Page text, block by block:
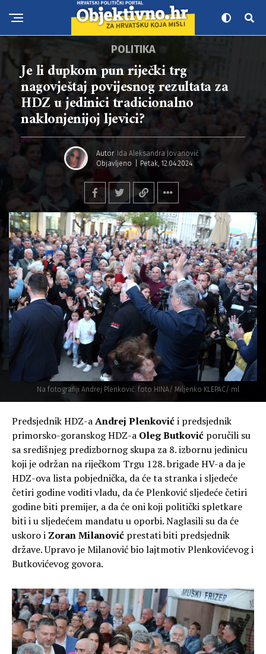
Na fotografiji Andrej Plenković. foto HINA/ Miljenko KLEPAC/ ml
POLITIKA
Je li dupkom pun riječki trg
nagovještaj povijesnog rezultata za
HDZ u jedinici tradicionalno
naklonjenijoj ljevici?
Autor Ida Aleksandra Jovanović
Objavljeno
Petak, 12.04.2024.
Predsjednik HDZ-aAndrej Plenkovići predsjednik
primorsko-goranskog HDZ-a Oleg Butković poručili su
sa središnjeg predizbornog skupa za 8. izbornu jedinicu
koji je održan na riječkom Trgu 128. brigade HV-a da je
HDZ-ova lista pobjednička, da će ta stranka i sljedeće
četiri godine voditi vladu, da će Plenković sljedeće četiri
godine biti premijer, a da će oni koji politički spletkare
biti i u sljedećem mandatu u oporbi. Naglasili su da će
uskoro i Zoran Milanović prestati biti predsjednik
države. Upravo je Milanović bio lajtmotiv Plenkovićevog i
Butkovićevog govora.